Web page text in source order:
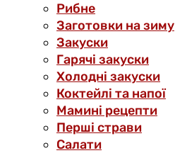
Рибне
Заготовки на зиму
Закуски
Гарячі закуски
Холодні закуски
Коктейлі та напої
Мамині рецепти
Перші страви
Салати